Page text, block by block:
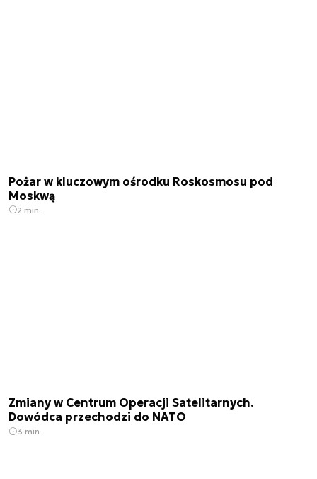
Pożar w kluczowym ośrodku Roskosmosu pod
Moskwą
2 min.
Zmiany w Centrum Operacji Satelitarnych.
Dowódca przechodzi do NATO
3 min.